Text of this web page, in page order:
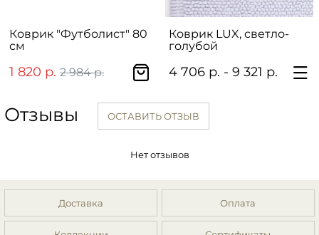
Коврик "Футболист" 80
см
1 820 р. 2 984 р.
Коврик LUX, светло-
голубой
4 706 р. - 9 321 р.
Отзывы ОСТАВИТЬ ОТЗЫВ
Нет отзывов
Доставка Оплата